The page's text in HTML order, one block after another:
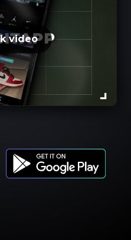
video